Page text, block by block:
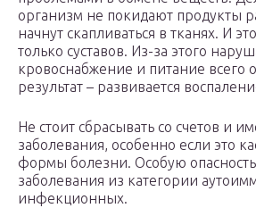
организм не покидают продукты
начнут скапливаться в тканях. И
только суставов. Из-за этого
кровоснабжение и питание всего
результат – развивается
Не стоит сбрасывать со счетов и
заболевания, особенно если это
формы болезни. Особую
заболевания из категории
инфекционных.